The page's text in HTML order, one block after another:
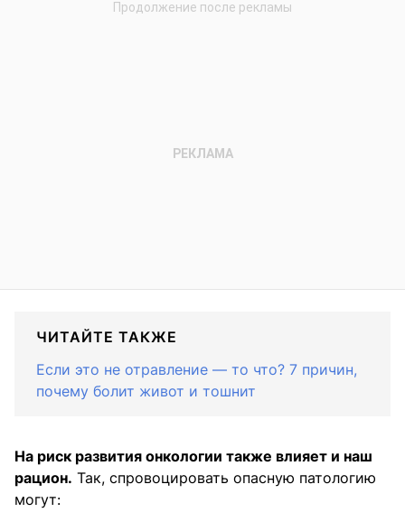
ЧИТАЙТЕ ТАКЖЕ
Если это не отравление — то что? 7 причин,
почему болит живот и тошнит
На риск развития онкологии также влияет и наш
рацион. Так, спровоцировать опасную патологию
могут: